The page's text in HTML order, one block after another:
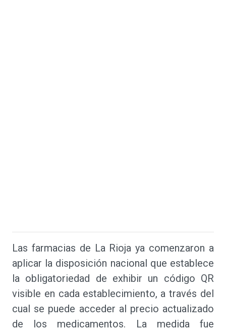
Las farmacias de La Rioja ya comenzaron a
aplicar la disposición nacional que establece
la obligatoriedad de exhibir un código QR
visible en cada establecimiento, a través del
cual se puede acceder al precio actualizado
de los medicamentos. La medida fue